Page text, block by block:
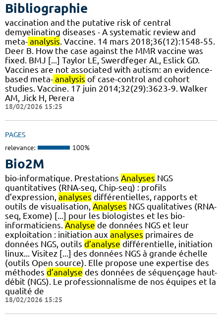
Bibliographie
vaccination and the putative risk of central
demyelinating diseases - A systematic review and
meta- analysis . Vaccine. 14 mars 2018;36(12):1548‑55.
Deer B. How the case against the MMR vaccine was
fixed. BMJ [...] Taylor LE, Swerdfeger AL, Eslick GD.
Vaccines are not associated with autism: an evidence-
based meta- analysis of case-control and cohort
studies. Vaccine. 17 juin 2014;32(29):3623‑9. Walker
AM, Jick H, Perera
18/02/2026 15:25
PAGES
relevance: 100%
Bio2M
bio-informatique. Prestations Analyses NGS
quantitatives (RNA-seq, Chip-seq) : profils
d’expression, analyses différentielles, rapports et
outils de visualisation, Analyses NGS qualitatives (RNA-
seq, Exome) [...] pour les biologistes et les bio-
informaticiens. Analyse de données NGS et leur
exploitation : initiation aux analyses primaires de
données NGS, outils d’analyse différentielle, initiation
linux... Visitez [...] des données NGS à grande échelle
(outils Open source). Elle propose une expertise des
méthodes d’analyse des données de séquençage haut-
débit (NGS). Le professionnalisme de nos équipes et la
qualité de
18/02/2026 15:25